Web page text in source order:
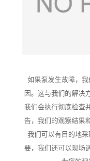
如果泵发生故障，
因。这与我们的解决
我们会执行彻底检查
告，我们的观察结果
我们可以有目的地
要，我们还可以现场